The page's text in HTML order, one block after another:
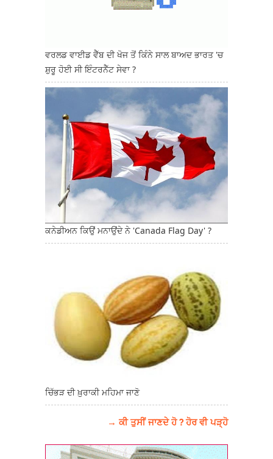
ਵਰਲਡ ਵਾਈਡ ਵੈੱਬ ਦੀ ਖੋਜ ਤੋਂ ਕਿੰਨੇ ਸਾਲ ਬਾਅਦ ਭਾਰਤ 'ਚ
ਸ਼ੁਰੂ ਹੋਈ ਸੀ ਇੰਟਰਨੈੱਟ ਸੇਵਾ ?
ਕਨੇਡੀਅਨ ਕਿਉਂ ਮਨਾਉਂਦੇ ਨੇ 'Canada Flag Day' ?
ਚਿੱਭੜ ਦੀ ਖ਼ੁਰਾਕੀ ਮਹਿਮਾ ਜਾਣੋ
→ ਕੀ ਤੁਸੀਂ ਜਾਣਦੇ ਹੋ ? ਹੋਰ ਵੀ ਪੜ੍ਹੋ